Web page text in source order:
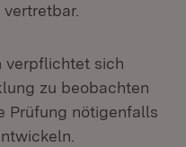
verpflichtet sich
zu beobachten
Prüfung nötigenfalls